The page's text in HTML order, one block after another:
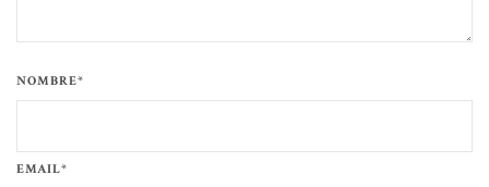
NOMBRE*
EMAIL*